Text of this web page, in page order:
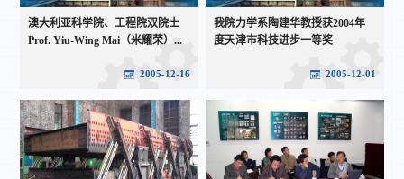
澳大利亚科学院、工程院双院士
Prof. Yiu-Wing Mai（米耀荣）...
2005-12-16
我院力学系陶建华教授获2004年
度天津市科技进步一等奖
2005-12-01